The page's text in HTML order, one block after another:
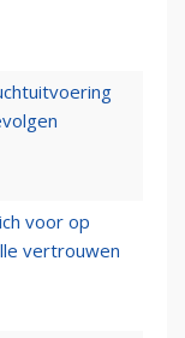
voor op
vertrouwen